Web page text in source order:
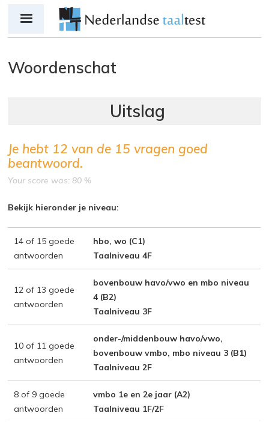
Woordenschat
Je hebt 12 van de 15 vragen goed
beantwoord.
Your score was: 80 %
Bekijk hieronder je niveau:
14 of 15 goede
antwoorden
hbo, wo (C1)
Taalniveau 4F
12 of 13 goede
antwoorden
bovenbouw havo/vwo en mbo niveau
4 (B2)
Taalniveau 3F
10 of 11 goede
antwoorden
onder-/middenbouw havo/vwo,
bovenbouw vmbo, mbo niveau 3 (B1)
Taalniveau 2F
8 of 9 goede
antwoorden
vmbo 1e en 2e jaar (A2)
Taalniveau 1F/2F